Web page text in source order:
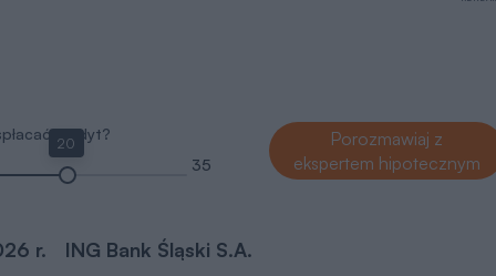
kredyt?
20
35
Porozmawiaj z
ekspertem hipotecznym
r. ING Bank Śląski S.A.